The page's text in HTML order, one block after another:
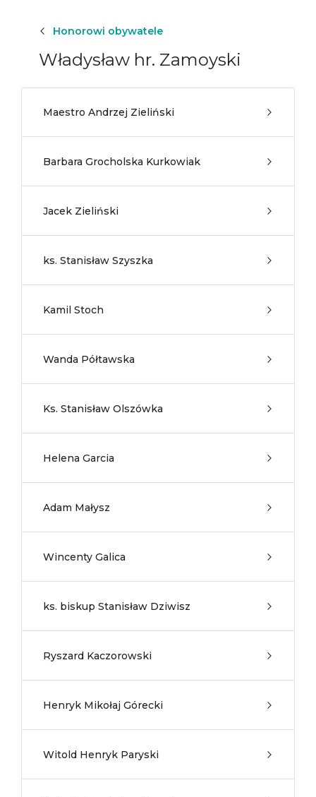
Honorowi obywatele
Władysław hr. Zamoyski
Maestro Andrzej Zieliński
Barbara Grocholska Kurkowiak
Jacek Zieliński
ks. Stanisław Szyszka
Kamil Stoch
Wanda Półtawska
Ks. Stanisław Olszówka
Helena Garcia
Adam Małysz
Wincenty Galica
ks. biskup Stanisław Dziwisz
Ryszard Kaczorowski
Henryk Mikołaj Górecki
Witold Henryk Paryski